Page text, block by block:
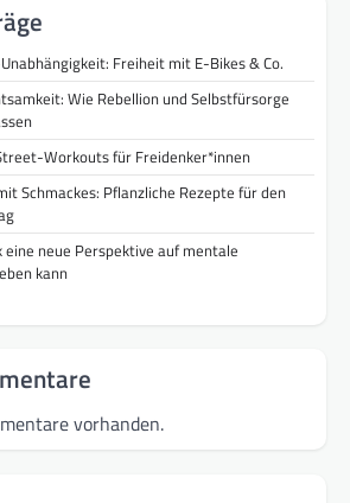
Freiheit mit E-Bikes & Co.
Wie Rebellion und Selbstfürsorge
Workouts für Freidenker*innen
Schmackes: Pflanzliche Rezepte für den
eine neue Perspektive auf mentale
kann
vorhanden.